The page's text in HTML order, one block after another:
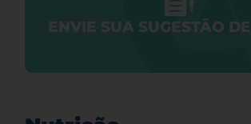
ENVIE SUA SUGESTÃO